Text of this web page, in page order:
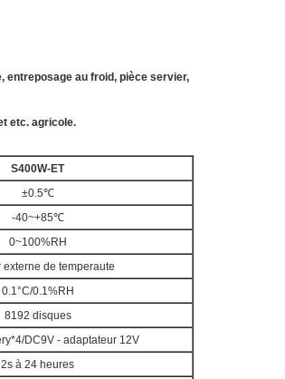
entreposage au froid, pièce servier,
etc. agricole.
S400W-ET
±0.5℃
-40~+85℃
0~100%RH
externe de temperaute
0.1°C/0.1%RH
8192 disques
DC9V - adaptateur 12V
2s à 24 heures